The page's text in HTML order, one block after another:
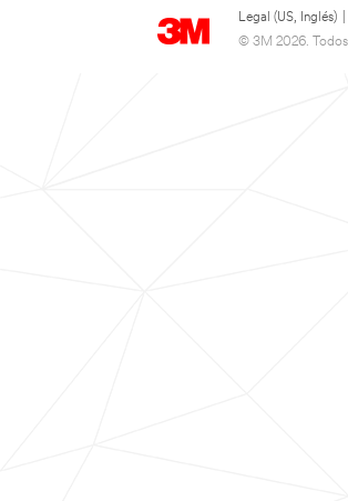
Legal (US, Inglés)
© 3M 2026. Todos